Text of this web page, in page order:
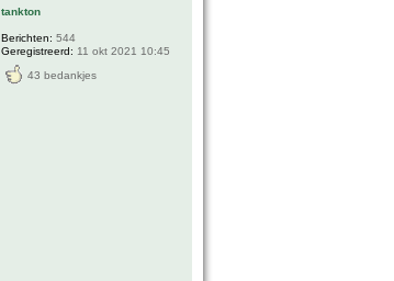
tankton
Berichten: 544
Geregistreerd: 11 okt 2021 10:45
43 bedankjes